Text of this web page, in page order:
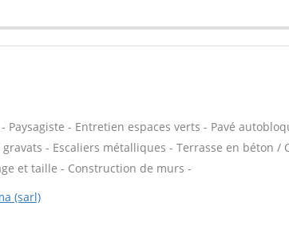
Paysagiste - Entretien espaces verts - Pavé
- Escaliers métalliques - Terrasse en béton /
et taille - Construction de murs -
(sarl)